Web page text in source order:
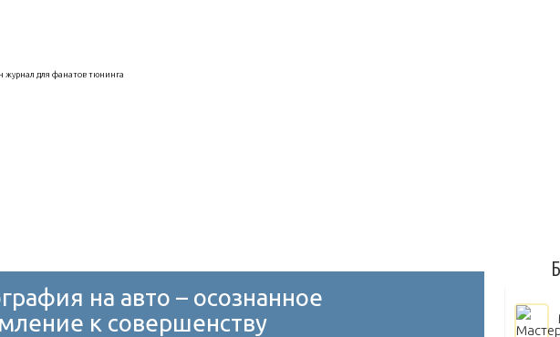
журнал для фанатов тюнинга
на авто – осознанное
к совершенству